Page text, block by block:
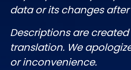
data or its changes
Descriptions are
translation. We
or inconvenience.